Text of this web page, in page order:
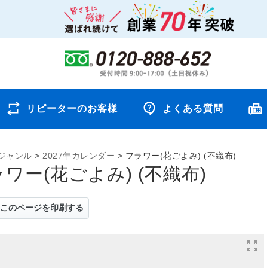
リピーターのお客様 よくある質問
ャンル > 2027年カレンダー > フラワー(花ごよみ) (不織布)
ー(花ごよみ) (不織布)
このページを印刷する